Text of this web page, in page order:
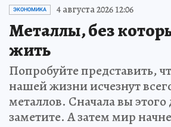
ЭКОНОМИКА 4 августа 2026 12:06
Металлы, без
жить
Попробуйте представить,
нашей жизни исчезнут
металлов. Сначала вы
заметите. А затем мир